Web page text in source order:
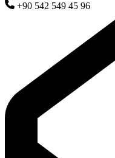
+90 542 549 45 96